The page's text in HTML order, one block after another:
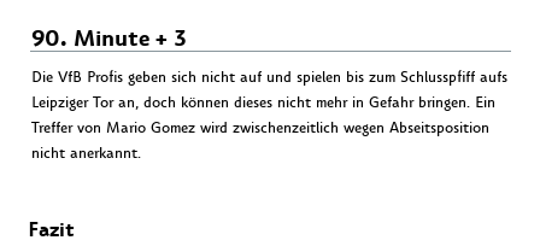
90. Minute + 3
Die VfB Profis geben sich nicht auf und spielen bis zum Schlusspfiff aufs
Leipziger Tor an, doch können dieses nicht mehr in Gefahr bringen. Ein
Treffer von Mario Gomez wird zwischenzeitlich wegen Abseitsposition
nicht anerkannt.
Fazit